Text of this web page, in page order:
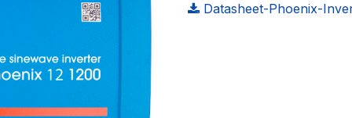
Datasheet-Phoenix-